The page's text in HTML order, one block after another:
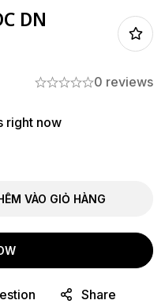
DN
0 reviews
right now
VÀO GIỎ HÀNG
Share